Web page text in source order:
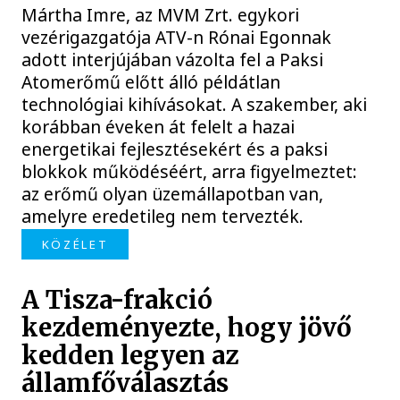
Mártha Imre, az MVM Zrt. egykori
vezérigazgatója ATV-n Rónai Egonnak
adott interjújában vázolta fel a Paksi
Atomerőmű előtt álló példátlan
technológiai kihívásokat. A szakember, aki
korábban éveken át felelt a hazai
energetikai fejlesztésekért és a paksi
blokkok működéséért, arra figyelmeztet:
az erőmű olyan üzemállapotban van,
amelyre eredetileg nem tervezték.
KÖZÉLET
A Tisza-frakció
kezdeményezte, hogy jövő
kedden legyen az
államfőválasztás